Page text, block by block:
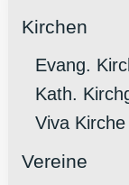
Kirchen
Evang.
Kath.
Viva Kirche
Vereine